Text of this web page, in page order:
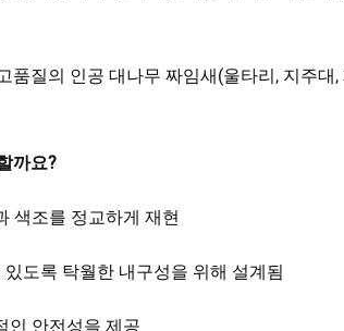
질의 인공 대나무 짜임새(울타리, 지주
까요?
색조를 정교하게 재현
도록 탁월한 내구성을 위해 설계됨
인 안전성을 제공